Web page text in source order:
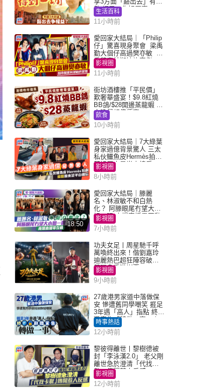
數 網民：你好厲害
生活百科
11小時前
愛回家大結局｜「Philip
仔」驚喜現身聚會 梁禹
勤大個仔高過樊亦敏 超
乖黐實林淑敏許家傑
影視圈
11小時前
街坊酒樓推「平民價」
歎奢華盛宴！$9.8紅燒
BB鴿/$28開邊蒸龍蝦 3
大晚餐超值優惠
飲食
10小時前
愛回家大結局｜7大綠葉
身家過億背景驚人 三太
私伙鱷魚皮Hermès拍劇
蘇姐原來是半山樓后
影視圈
8小時前
18:50
愛回家大結局｜滕麗
名、林淑敏不和白熱
化？ 阿滕眼尾冇望大小
姐一眼 商場直播零互動
影視圈
7小時前
功夫女足丨周星馳千呼
萬喚終出來！偕劉嘉玲
迪麗熱巴超狂陣容破天
荒現身香港謝票
影視圈
9小時前
27歲港男家道中落做保
安 慘遭舊同學嘲笑 捱足
3年遇「高人」指點 終辭
職宣告「轉做一事」｜
Juicy叮
時事熱話
12小時前
黎彼得離世丨黎樹德被
封「李泳漢2.0」 老父剛
離世急於澄清「代找卡
數」傳聞惹人反感
影視圈
12小時前